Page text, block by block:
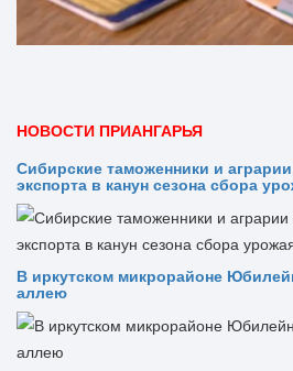
НОВОСТИ ПРИАНГАРЬЯ
Сибирские таможенники и
экспорта в канун сезона сбора
В иркутском микрорайоне
аллею